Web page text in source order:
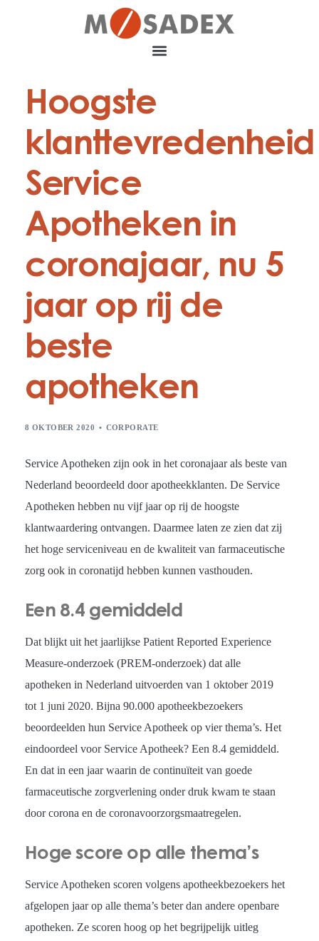
Hoogste
klanttevredenheid
Service
Apotheken in
coronajaar, nu 5
jaar op rij de
beste
apotheken
8 OKTOBER 2020 CORPORATE
Service Apotheken zijn ook in het coronajaar als beste van
Nederland beoordeeld door apotheekklanten. De Service
Apotheken hebben nu vijf jaar op rij de hoogste
klantwaardering ontvangen. Daarmee laten ze zien dat zij
het hoge serviceniveau en de kwaliteit van farmaceutische
zorg ook in coronatijd hebben kunnen vasthouden.
Een 8.4 gemiddeld
Dat blijkt uit het jaarlijkse Patient Reported Experience
Measure-onderzoek (PREM-onderzoek) dat alle
apotheken in Nederland uitvoerden van 1 oktober 2019
tot 1 juni 2020. Bijna 90.000 apotheekbezoekers
beoordeelden hun Service Apotheek op vier thema’s. Het
eindoordeel voor Service Apotheek? Een 8.4 gemiddeld.
En dat in een jaar waarin de continuïteit van goede
farmaceutische zorgverlening onder druk kwam te staan
door corona en de coronavoorzorgsmaatregelen.
Hoge score op alle thema’s
Service Apotheken scoren volgens apotheekbezoekers het
afgelopen jaar op alle thema’s beter dan andere openbare
apotheken. Ze scoren hoog op het begrijpelijk uitleg